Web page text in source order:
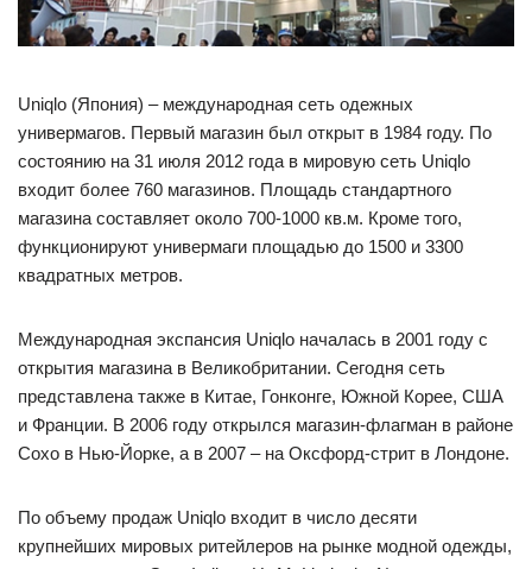
Uniqlo (Япония) – международная сеть одежных
универмагов. Первый магазин был открыт в 1984 году. По
состоянию на 31 июля 2012 года в мировую сеть Uniqlo
входит более 760 магазинов. Площадь стандартного
магазина составляет около 700-1000 кв.м. Кроме того,
функционируют универмаги площадью до 1500 и 3300
квадратных метров.
Международная экспансия Uniqlo началась в 2001 году с
открытия магазина в Великобритании. Сегодня сеть
представлена также в Китае, Гонконге, Южной Корее, США
и Франции. В 2006 году открылся магазин-флагман в районе
Сохо в Нью-Йорке, а в 2007 – на Оксфорд-стрит в Лондоне.
По объему продаж Uniqlo входит в число десяти
крупнейших мировых ритейлеров на рынке модной одежды,